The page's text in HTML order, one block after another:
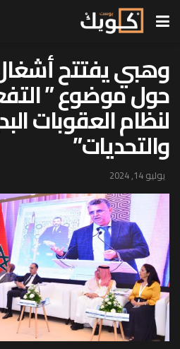
وهبي يفتتح
حول موضوع ”
لنظام العقوبات
والتحديات”
يوليو 14, 2024